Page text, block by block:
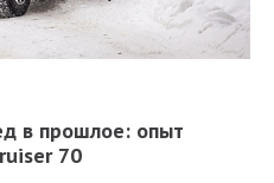
в прошлое: опыт
70